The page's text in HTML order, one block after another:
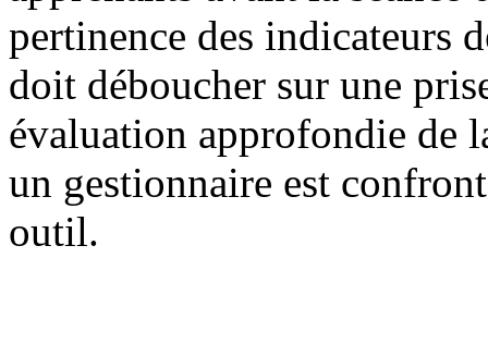
pertinence des indicateurs
doit déboucher sur une
évaluation approfondie de
un gestionnaire est
outil.